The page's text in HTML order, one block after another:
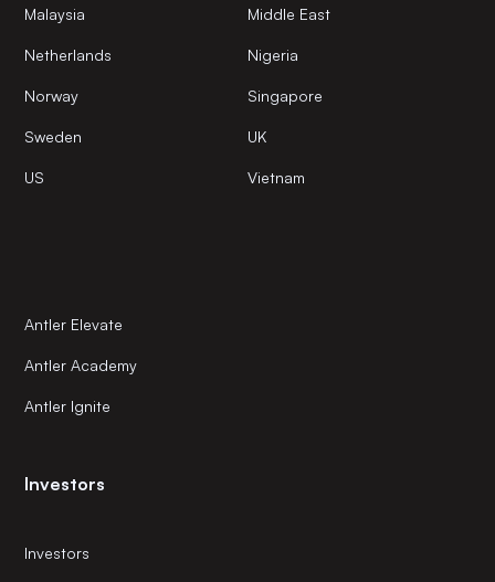
Malaysia Middle East
Netherlands Nigeria
Norway Singapore
Sweden UK
US Vietnam
Antler Elevate
Antler Academy
Antler Ignite
Investors
Investors